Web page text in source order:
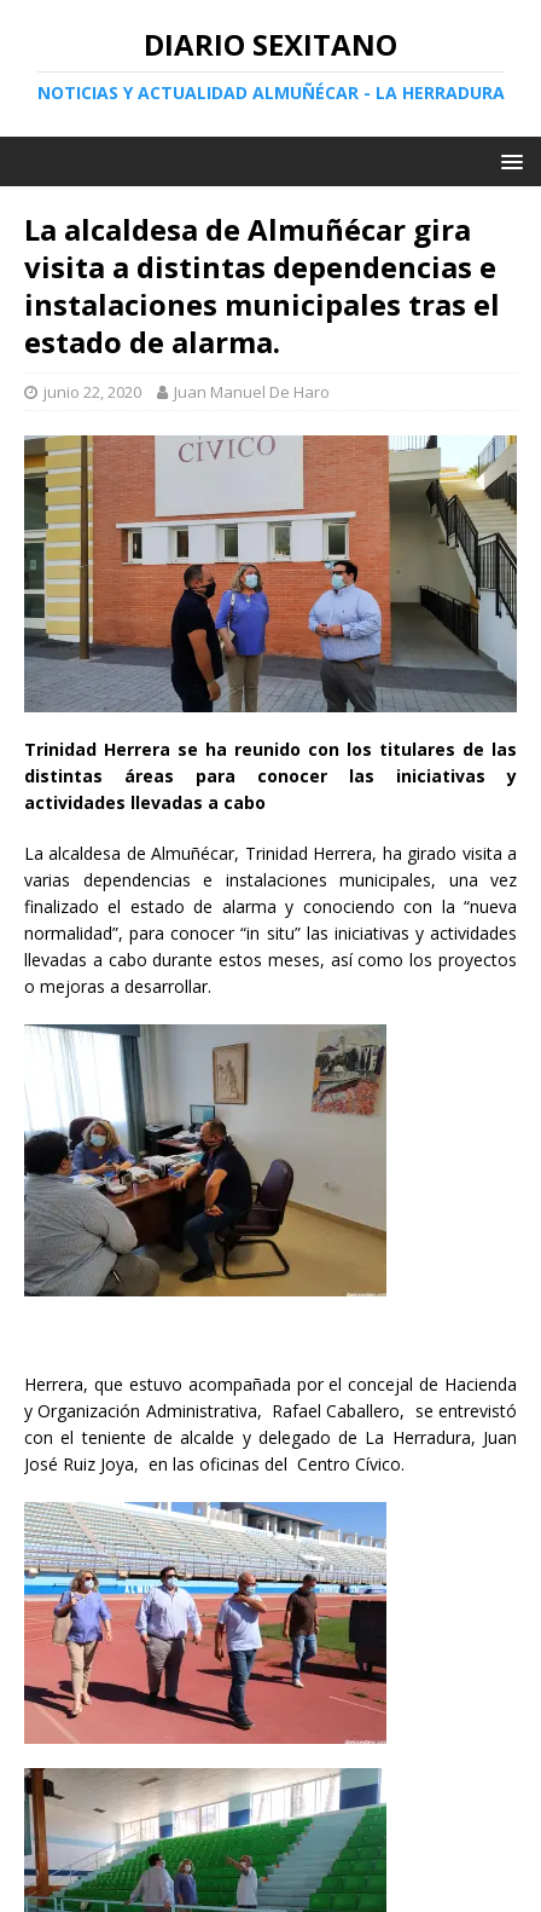
DIARIO SEXITANO
NOTICIAS Y ACTUALIDAD ALMUÑÉCAR - LA HERRADURA
La alcaldesa de Almuñécar gira
visita a distintas dependencias e
instalaciones municipales tras el
estado de alarma.
junio 22, 2020 Juan Manuel De Haro
Trinidad Herrera se ha reunido con los titulares de las
distintas áreas para conocer las iniciativas y
actividades llevadas a cabo
La alcaldesa de Almuñécar, Trinidad Herrera, ha girado visita a
varias dependencias e instalaciones municipales, una vez
finalizado el estado de alarma y conociendo con la “nueva
normalidad”, para conocer “in situ” las iniciativas y actividades
llevadas a cabo durante estos meses, así como los proyectos
o mejoras a desarrollar.
Herrera, que estuvo acompañada por el concejal de Hacienda
y Organización Administrativa, Rafael Caballero, se entrevistó
con el teniente de alcalde y delegado de La Herradura, Juan
José Ruiz Joya, en las oficinas del Centro Cívico.